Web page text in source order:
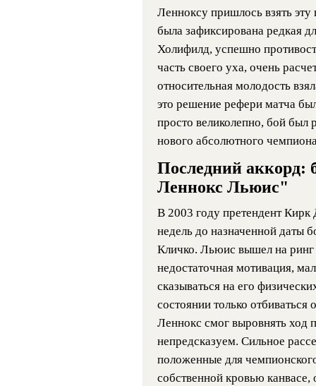
Ленноксу пришлось взять
была зафиксирована редкая
Холифилд, успешно
часть своего уха, очень
относительная молодость
это решение рефери матча
просто великолепно, бой
нового абсолютного
Последний аккорд:
Леннокс Льюис"
В 2003 году претендент Кирк
недель до назначенной даты
Кличко. Льюис вышел на ринг
недостаточная мотивация,
сказываться на его
состоянии только
Леннокс смог выровнять ход
непредсказуем. Сильное
положенные для
собственной кровью